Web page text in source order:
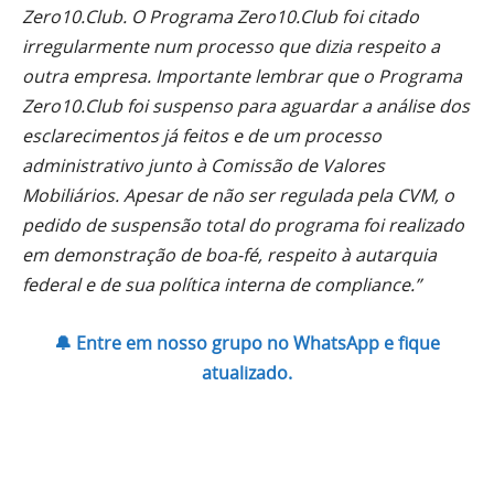
Zero10.Club. O Programa Zero10.Club foi citado
irregularmente num processo que dizia respeito a
outra empresa. Importante lembrar que o Programa
Zero10.Club foi suspenso para aguardar a análise dos
esclarecimentos já feitos e de um processo
administrativo junto à Comissão de Valores
Mobiliários. Apesar de não ser regulada pela CVM, o
pedido de suspensão total do programa foi realizado
em demonstração de boa-fé, respeito à autarquia
federal e de sua política interna de compliance.”
🔔 Entre em nosso grupo no WhatsApp e fique
atualizado.